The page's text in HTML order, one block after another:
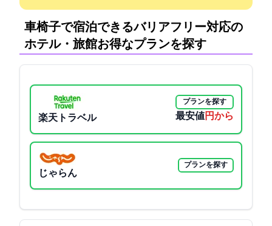
車椅子で宿泊できるバリアフリー対応の
ホテル・旅館:お得なプランを探す
楽天トラベル
プランを探す
最安値5000円から
じゃらん
プランを探す